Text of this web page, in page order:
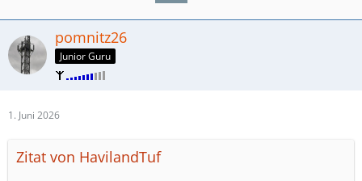
pomnitz26
Junior Guru
1. Juni 2026
Zitat von HavilandTuf